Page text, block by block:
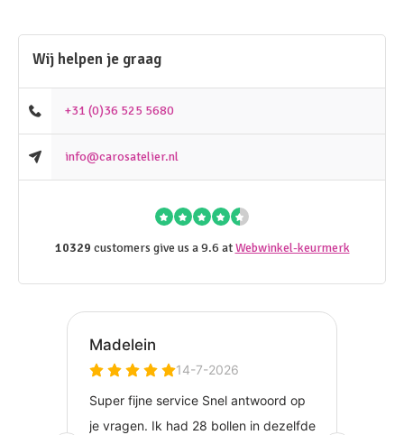
Wij helpen je graag
+31 (0)36 525 5680
info@carosatelier.nl
10329 customers give us a 9.6 atWebwinkel-keurmerk